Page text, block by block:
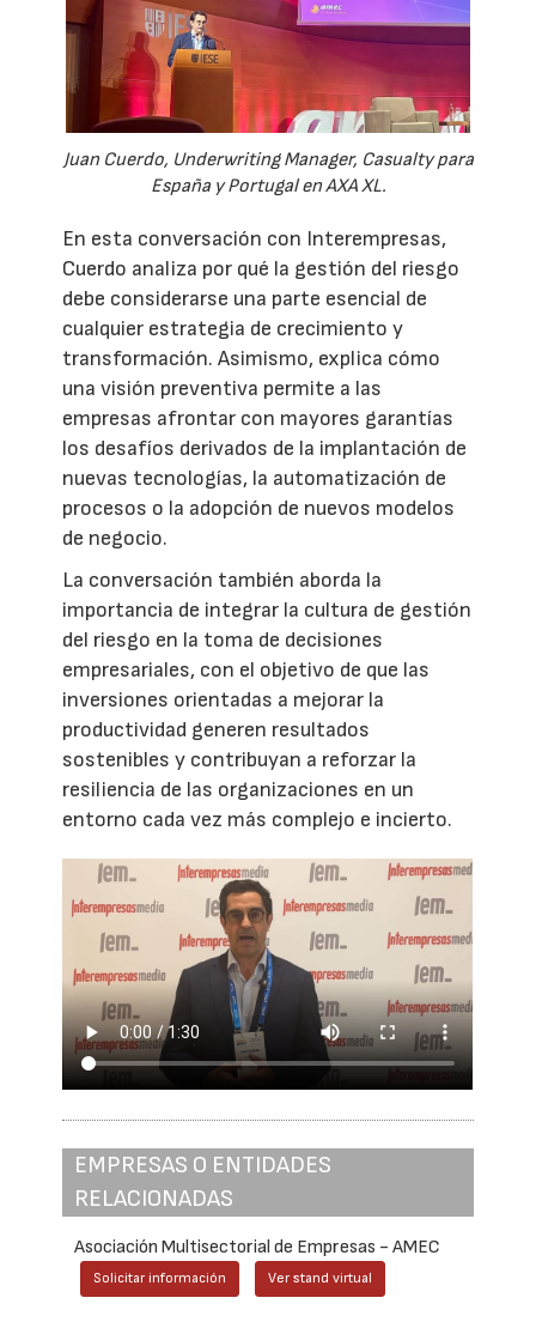
Juan Cuerdo, Underwriting Manager, Casualty para
España y Portugal en AXA XL.
En esta conversación con Interempresas,
Cuerdo analiza por qué la gestión del riesgo
debe considerarse una parte esencial de
cualquier estrategia de crecimiento y
transformación. Asimismo, explica cómo
una visión preventiva permite a las
empresas afrontar con mayores garantías
los desafíos derivados de la implantación de
nuevas tecnologías, la automatización de
procesos o la adopción de nuevos modelos
de negocio.
La conversación también aborda la
importancia de integrar la cultura de gestión
del riesgo en la toma de decisiones
empresariales, con el objetivo de que las
inversiones orientadas a mejorar la
productividad generen resultados
sostenibles y contribuyan a reforzar la
resiliencia de las organizaciones en un
entorno cada vez más complejo e incierto.
EMPRESAS O ENTIDADES
RELACIONADAS
Asociación Multisectorial de Empresas - AMEC
Solicitar información Ver stand virtual